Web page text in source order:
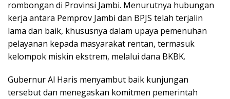
rombongan di Provinsi Jambi. Menurutnya hubungan
kerja antara Pemprov Jambi dan BPJS telah terjalin
lama dan baik, khususnya dalam upaya pemenuhan
pelayanan kepada masyarakat rentan, termasuk
kelompok miskin ekstrem, melalui dana BKBK.
Gubernur Al Haris menyambut baik kunjungan
tersebut dan menegaskan komitmen pemerintah